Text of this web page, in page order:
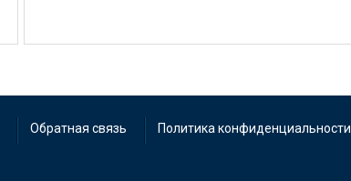
Обратная связь Политика конфиденциальности